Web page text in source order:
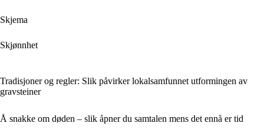
Skjema
Skjønnhet
Tradisjoner og regler: Slik påvirker lokalsamfunnet utformingen av
gravsteiner
Å snakke om døden – slik åpner du samtalen mens det ennå er tid